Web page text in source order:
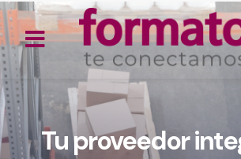
Tu proveedor